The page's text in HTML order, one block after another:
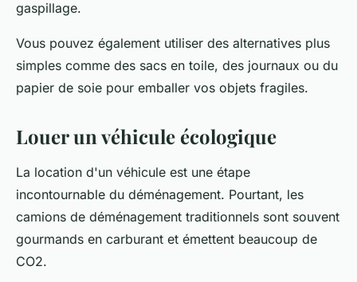
gaspillage.
Vous pouvez également utiliser des alternatives plus
simples comme des sacs en toile, des journaux ou du
papier de soie pour emballer vos objets fragiles.
Louer un véhicule écologique
La location d'un véhicule est une étape
incontournable du déménagement. Pourtant, les
camions de déménagement traditionnels sont souvent
gourmands en carburant et émettent beaucoup de
CO2.